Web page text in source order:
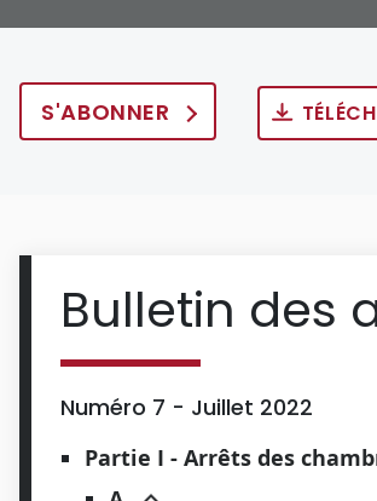
S'ABONNER
Bulletin des
Numéro 7 - Juillet 2022
Partie I - Arrêts des